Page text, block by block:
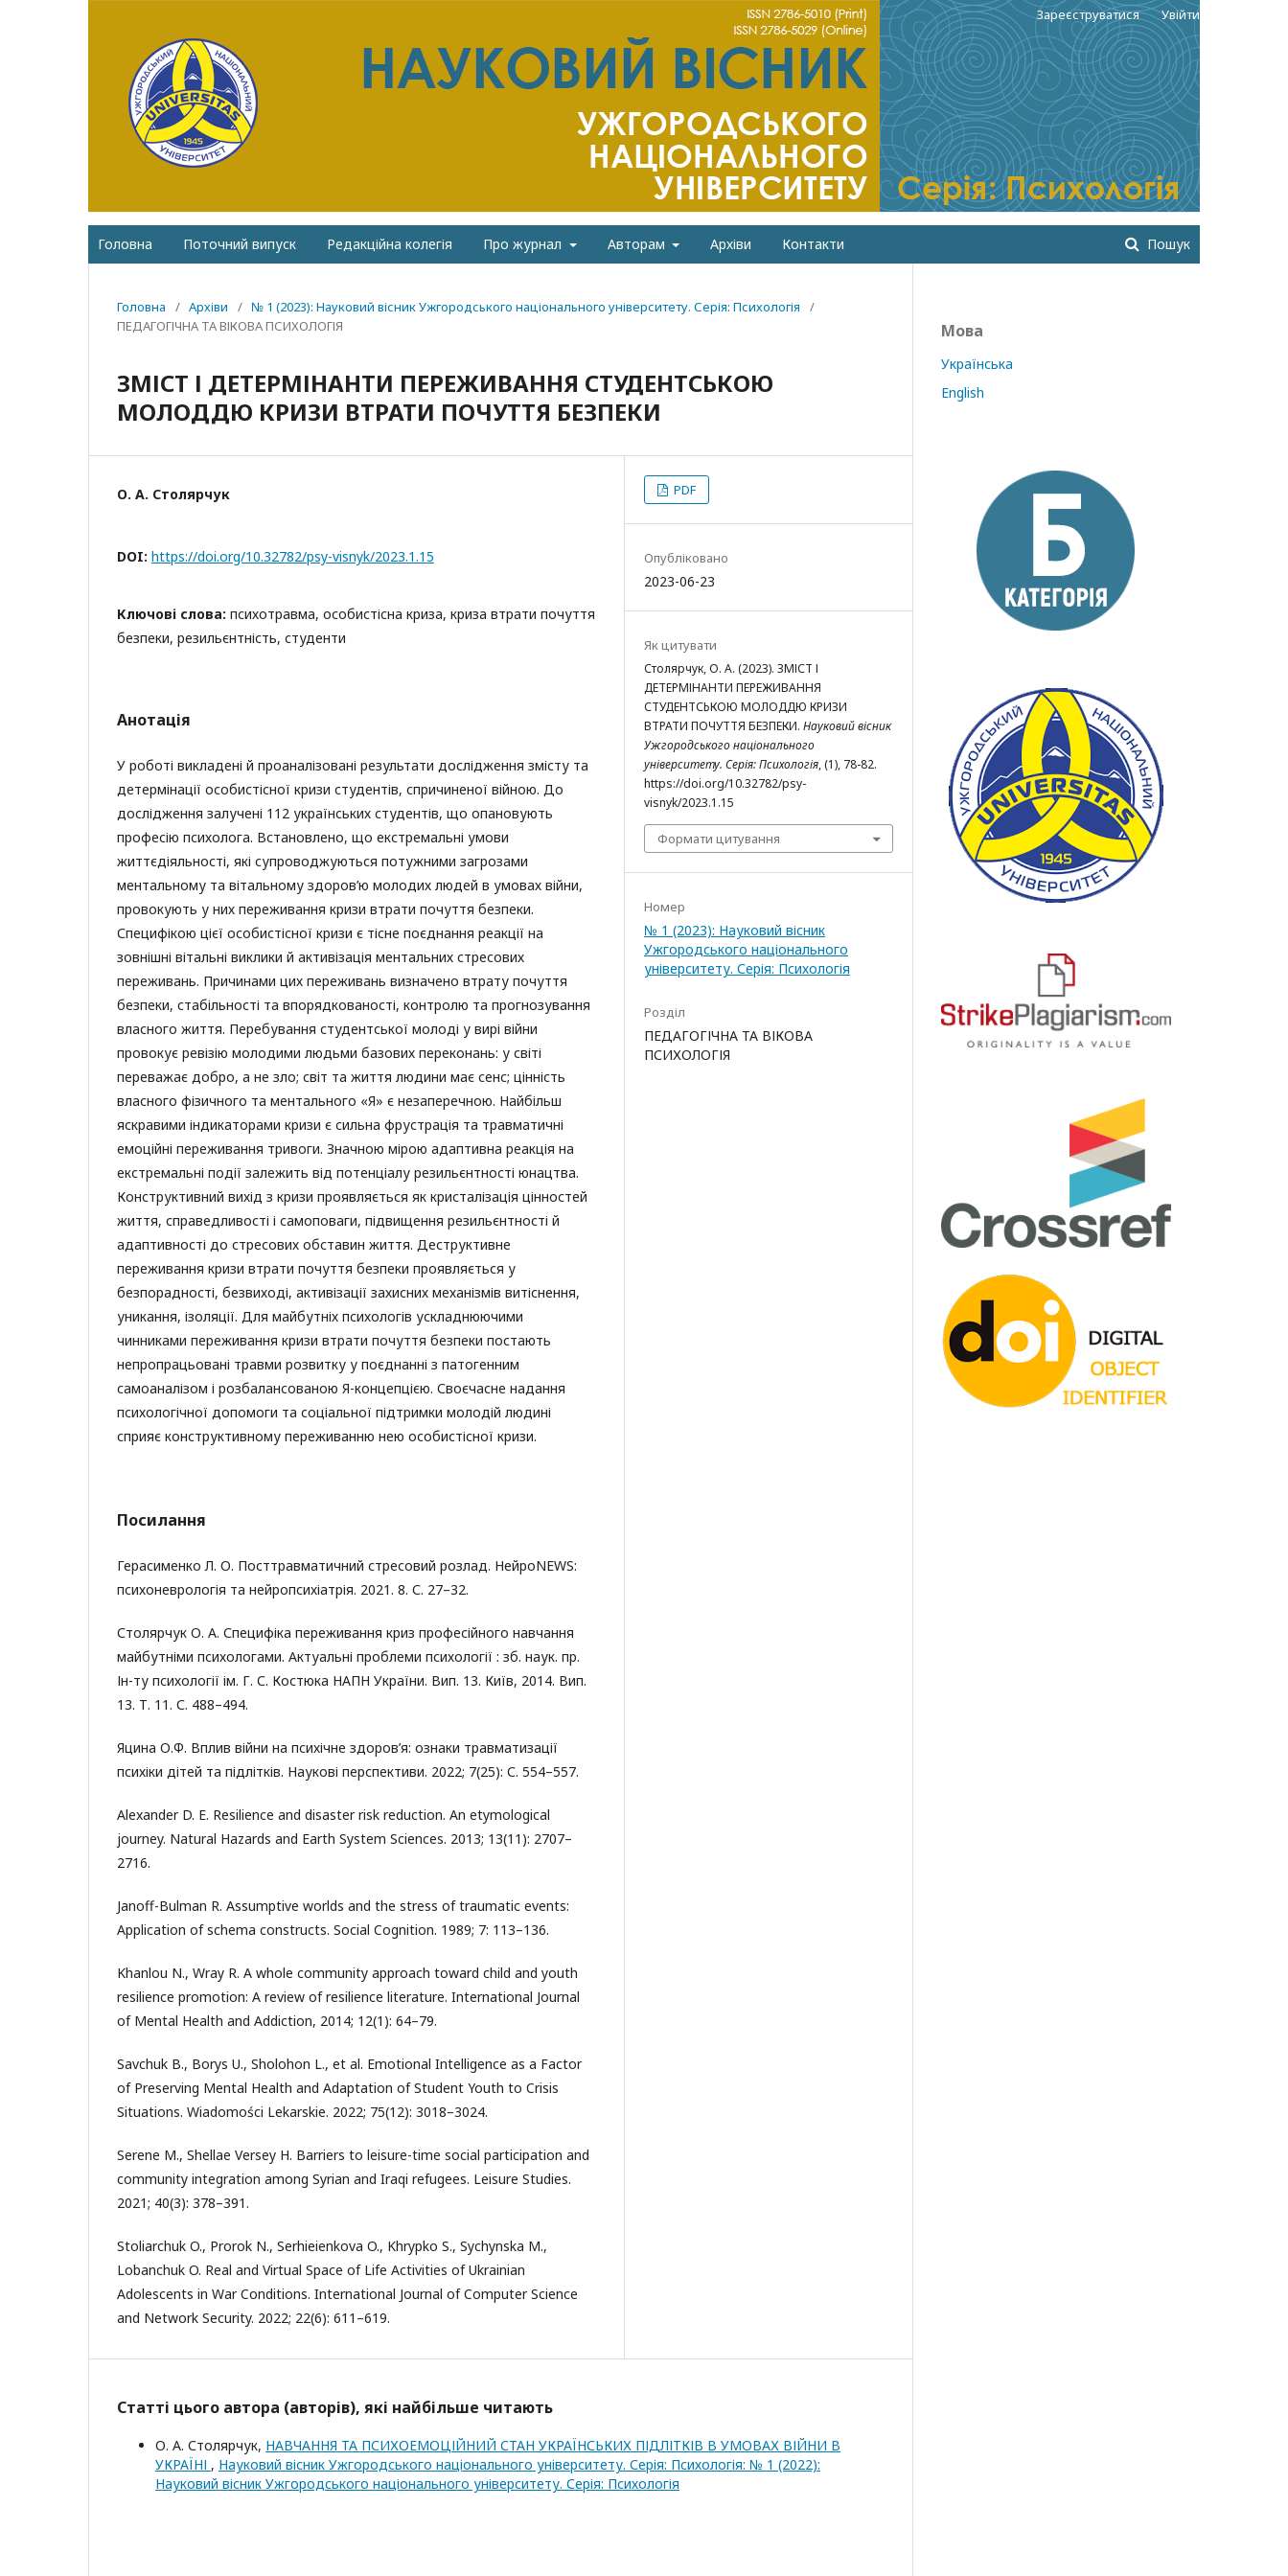
Головна Поточний випуск Редакційна колегія Про журнал Авторам Архіви Контакти Пошук
Зареєструватися Увійти
Головна / Архіви / № 1 (2023): Науковий вісник Ужгородського національного університету. Серія: Психологія
/
ПЕДАГОГІЧНА ТА ВІКОВА ПСИХОЛОГІЯ
ЗМІСТ І ДЕТЕРМІНАНТИ ПЕРЕЖИВАННЯ СТУДЕНТСЬКОЮ
МОЛОДДЮ КРИЗИ ВТРАТИ ПОЧУТТЯ БЕЗПЕКИ
О. А. Столярчук
DOI: https://doi.org/10.32782/psy-visnyk/2023.1.15
Ключові слова: психотравма, особистісна криза, криза втрати почуття
безпеки, резильєнтність, студенти
Анотація
У роботі викладені й проаналізовані результати дослідження змісту та
детермінації особистісної кризи студентів, спричиненої війною. До
дослідження залучені 112 українських студентів, що опановують
професію психолога. Встановлено, що екстремальні умови
життєдіяльності, які супроводжуються потужними загрозами
ментальному та вітальному здоров’ю молодих людей в умовах війни,
провокують у них переживання кризи втрати почуття безпеки.
Специфікою цієї особистісної кризи є тісне поєднання реакції на
зовнішні вітальні виклики й активізація ментальних стресових
переживань. Причинами цих переживань визначено втрату почуття
безпеки, стабільності та впорядкованості, контролю та прогнозування
власного життя. Перебування студентської молоді у вирі війни
провокує ревізію молодими людьми базових переконань: у світі
переважає добро, а не зло; світ та життя людини має сенс; цінність
власного фізичного та ментального «Я» є незаперечною. Найбільш
яскравими індикаторами кризи є сильна фрустрація та травматичні
емоційні переживання тривоги. Значною мірою адаптивна реакція на
екстремальні події залежить від потенціалу резильєнтності юнацтва.
Конструктивний вихід з кризи проявляється як кристалізація цінностей
життя, справедливості і самоповаги, підвищення резильєнтності й
адаптивності до стресових обставин життя. Деструктивне
переживання кризи втрати почуття безпеки проявляється у
безпорадності, безвиході, активізації захисних механізмів витіснення,
уникання, ізоляції. Для майбутніх психологів ускладнюючими
чинниками переживання кризи втрати почуття безпеки постають
непропрацьовані травми розвитку у поєднанні з патогенним
самоаналізом і розбалансованою Я-концепцією. Своєчасне надання
психологічної допомоги та соціальної підтримки молодій людині
сприяє конструктивному переживанню нею особистісної кризи.
Посилання
Герасименко Л. О. Посттравматичний стресовий розлад. НейроNEWS:
психоневрологія та нейропсихіатрія. 2021. 8. С. 27–32.
Столярчук О. А. Специфіка переживання криз професійного навчання
майбутніми психологами. Актуальні проблеми психології : зб. наук. пр.
Ін-ту психології ім. Г. С. Костюка НАПН України. Вип. 13. Київ, 2014. Вип.
13. Т. 11. С. 488–494.
Яцина О.Ф. Вплив війни на психічне здоров’я: ознаки травматизації
психіки дітей та підлітків. Наукові перспективи. 2022; 7(25): С. 554–557.
Alexander D. E. Resilience and disaster risk reduction. An etymological
journey. Natural Hazards and Earth System Sciences. 2013; 13(11): 2707–
2716.
Janoff-Bulman R. Assumptive worlds and the stress of traumatic events:
Application of schema constructs. Social Cognition. 1989; 7: 113–136.
Khanlou N., Wray R. A whole community approach toward child and youth
resilience promotion: A review of resilience literature. International Journal
of Mental Health and Addiction, 2014; 12(1): 64–79.
Savchuk B., Borys U., Sholohon L., et al. Emotional Intelligence аs a Factor
of Preserving Mental Health and Adaptation of Student Youth to Crisis
Situations. Wiadomości Lekarskie. 2022; 75(12): 3018–3024.
Serene M., Shellae Versey H. Barriers to leisure-time social participation and
community integration among Syrian and Iraqi refugees. Leisure Studies.
2021; 40(3): 378–391.
Stoliarchuk O., Prorok N., Serhieienkova O., Khrypko S., Sychynska M.,
Lobanchuk O. Real and Virtual Space of Life Activities of Ukrainian
Adolescents in War Conditions. International Journal of Computer Science
and Network Security. 2022; 22(6): 611–619.
PDF
Опубліковано
2023-06-23
Як цитувати
Столярчук, О. А. (2023). ЗМІСТ І
ДЕТЕРМІНАНТИ ПЕРЕЖИВАННЯ
СТУДЕНТСЬКОЮ МОЛОДДЮ КРИЗИ
ВТРАТИ ПОЧУТТЯ БЕЗПЕКИ. Науковий вісник
Ужгородського національного
університету. Серія: Психологія, (1), 78-82.
https://doi.org/10.32782/psy-
visnyk/2023.1.15
Формати цитування
Номер
№ 1 (2023): Науковий вісник
Ужгородського національного
університету. Серія: Психологія
Розділ
ПЕДАГОГІЧНА ТА ВІКОВА
ПСИХОЛОГІЯ
Статті цього автора (авторів), які найбільше читають
О. А. Столярчук, НАВЧАННЯ ТА ПСИХОЕМОЦІЙНИЙ СТАН УКРАЇНСЬКИХ ПІДЛІТКІВ В УМОВАХ ВІЙНИ В
УКРАЇНІ , Науковий вісник Ужгородського національного університету. Серія: Психологія: № 1 (2022):
Науковий вісник Ужгородського національного університету. Серія: Психологія
Мова
Українська
English